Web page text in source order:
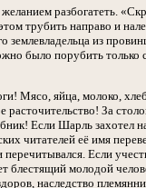
разбогатеть.
трубить направо и
землевладельца из
было порубить только
Мясо, яйца, молоко,
расточительство! За
Если Шарль захотел
читателей её имя
Если
блестящий молодой
наследство